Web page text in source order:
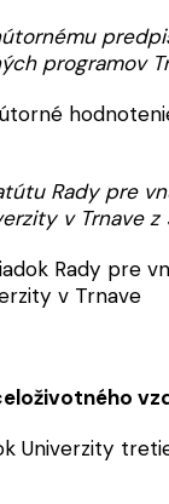
programov
Rady pre
v Trnave z
Rady pre
v Trnave
Univerzity